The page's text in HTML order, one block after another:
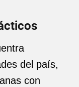
del país,
con